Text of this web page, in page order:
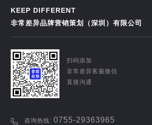
KEEP DIFFERENT
非常差异品牌营销策划（深圳）有限公司
扫码添加
非常差异客服微信
直接沟通
咨询热线: 0755-29363965